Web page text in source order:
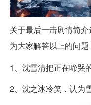
关于最后一击剧情简
为大家解答以上的问
1、沈雪清把正在啼哭
2、沈之冰冷笑，认为